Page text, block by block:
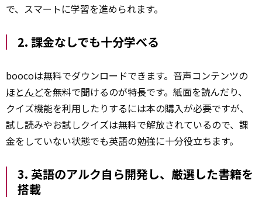
で、スマートに学習を進められます。
2. 課金なしでも十分学べる
boocoは無料でダウンロードできます。音声コンテンツの
ほとんどを無料で聞けるのが特長です。紙面を読んだり、
クイズ機能を利用したりするには本の購入が必要ですが、
試し読みやお試しクイズは無料で解放されているので、課
金をしていない状態でも英語の勉強に十分役立ちます。
3. 英語のアルク自ら開発し、厳選した書籍を
搭載